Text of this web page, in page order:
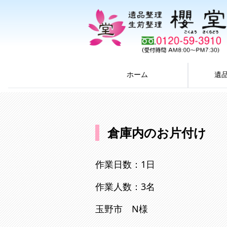
ホーム 遺
倉庫内のお片付け
作業日数：1日
作業人数：3名
玉野市 N様